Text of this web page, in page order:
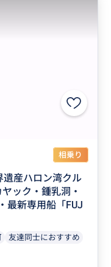
相乗り
遺産ハロン湾クル
ック・鍾乳洞・
最新専用船「FUJ
友達同士におすすめ